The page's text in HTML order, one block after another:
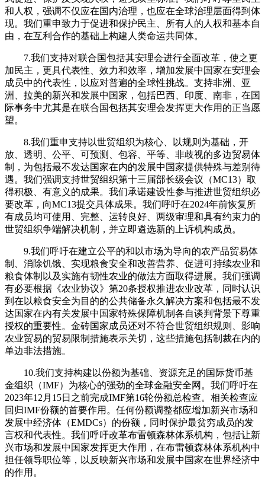
和人权，强调不仅应在国内治理，也应在全球治理层面得到体
现。我们重申致力于促进和保护民主、所有人的人权和基本自
由，在互利合作的基础上构建人类命运共同体。
7.我们支持对联合国包括其安理会进行全面改革，使之更
加民主，更具代表性、效力和效率，增加发展中国家在安理会
成员中的代表性，以应对普遍的全球性挑战。支持非洲、亚
洲、拉美的新兴和发展中国家，包括巴西、印度、南非，在国
际事务中尤其是在联合国包括其安理会发挥更大作用的正当愿
望。
8.我们重申支持以世贸组织为核心、以规则为基础，开
放、透明、公平、可预测、包容、平等、非歧视的多边贸易体
制，为包括最不发达国家在内的发展中国家提供特殊与差别待
遇。我们强调支持世贸组织第十三届部长级会议（MC13）取
得积极、有意义的成果。我们承诺建设性参与推进世贸组织必
要改革，向MC13提交具体成果。我们呼吁在2024年前恢复所
有成员均可使用、完整、运转良好、两级审理和具有约束力的
世贸组织争端解决机制，并立即遴选新的上诉机构成员。
9.我们呼吁在建立公平的和以市场为导向的农产品贸易体
制、消除饥饿、实现粮食安全和改善营养、促进可持续农业和
粮食体制以及实施有韧性农业的做法方面取得进展。我们强调
有必要根据《农业协议》第20条授权推进农业改革，同时认识
到在以粮食安全为目的的公共储备永久解决方案和包括最不发
达国家在内有关发展中国家特殊保障机制各自谈判背景下尊重
授权的重要性。金砖国家成员还对不符合世贸组织规则、影响
农业贸易的贸易限制措施表示关切，这些措施包括制裁在内的
单边非法措施。
10.我们支持构建以份额为基础、资源充足的国际货币基
金组织（IMF）为核心的强劲的全球金融安全网。我们呼吁在
2023年12月15日之前完成IMF第16轮份额总检查。相关检查应
回归IMF份额的首要作用。任何份额调整都应增加新兴市场和
发展中经济体（EMDCs）的份额，同时保护最贫穷成员的发
言权和代表性。我们呼吁改革布雷顿森林体系机构，包括让新
兴市场和发展中国家发挥更大作用，在布雷顿森林体系机构中
担任领导职位等，以反映新兴市场和发展中国家在世界经济中
的作用。